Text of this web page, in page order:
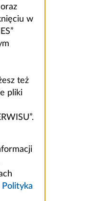
w
też
pliki
Polityka